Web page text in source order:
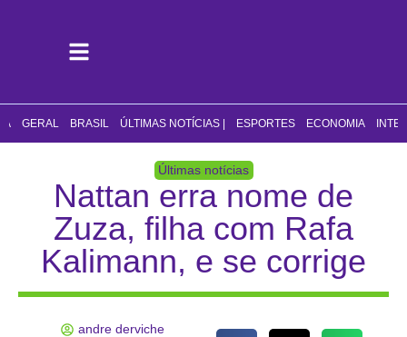
GERAL BRASIL ÚLTIMAS NOTÍCIAS | ESPORTES ECONOMIA
Últimas notícias
Nattan erra nome de
Zuza, filha com Rafa
Kalimann, e se corrige
andre derviche